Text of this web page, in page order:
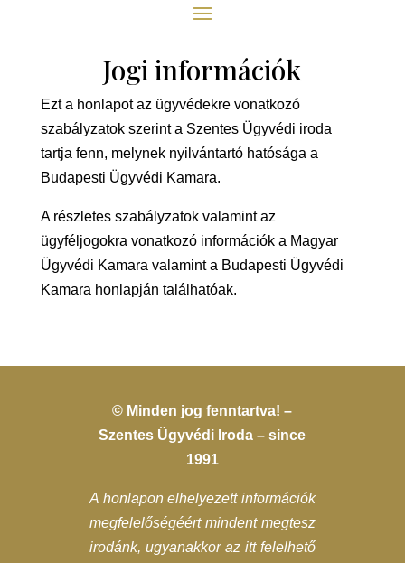
Jogi információk
Ezt a honlapot az ügyvédekre vonatkozó
szabályzatok szerint a Szentes Ügyvédi iroda
tartja fenn, melynek nyilvántartó hatósága a
Budapesti Ügyvédi Kamara.
A részletes szabályzatok valamint az
ügyféljogokra vonatkozó információk a Magyar
Ügyvédi Kamara valamint a Budapesti Ügyvédi
Kamara honlapján találhatóak.
© Minden jog fenntartva! –
Szentes Ügyvédi Iroda – since
1991
A honlapon elhelyezett információk
megfelelőségéért mindent megtesz
irodánk, ugyanakkor az itt felelhető